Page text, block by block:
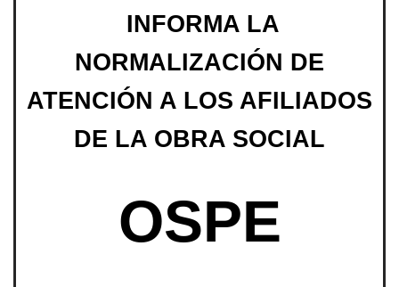
INFORMA LA
NORMALIZACIÓN DE
ATENCIÓN A LOS AFILIADOS
DE LA OBRA SOCIAL
OSPE